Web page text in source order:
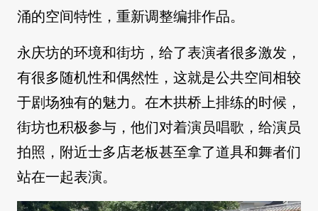
涌的空间特性，重新调整编排作品。
永庆坊的环境和街坊，给了表演者很多激发，
有很多随机性和偶然性，这就是公共空间相较
于剧场独有的魅力。在木拱桥上排练的时候，
街坊也积极参与，他们对着演员唱歌，给演员
拍照，附近士多店老板甚至拿了道具和舞者们
站在一起表演。